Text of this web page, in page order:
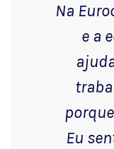
Na
e a
Eu